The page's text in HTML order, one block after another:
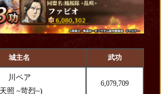
城主名 武功
川ペア
照 ~苛烈~)
6,079,709